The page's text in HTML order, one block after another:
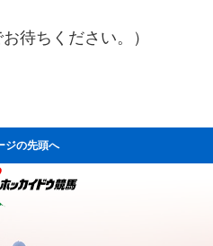
待ちください。）
ジの先頭へ